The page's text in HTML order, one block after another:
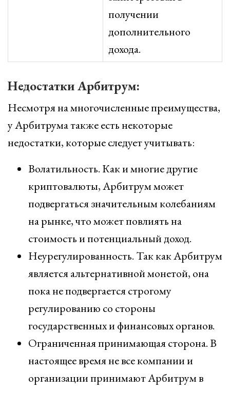
получении
дополнительного
дохода.
Недостатки Арбитрум:
Несмотря на многочисленные преимущества,
у Арбитрума также есть некоторые
недостатки, которые следует учитывать:
Волатильность. Как и многие другие
криптовалюты, Арбитрум может
подвергаться значительным колебаниям
на рынке, что может повлиять на
стоимость и потенциальный доход.
Неурегулированность. Так как Арбитрум
является альтернативной монетой, она
пока не подвергается строгому
регулированию со стороны
государственных и финансовых органов.
Ограниченная принимающая сторона. В
настоящее время не все компании и
организации принимают Арбитрум в